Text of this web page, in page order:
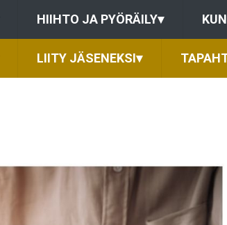
HIIHTO JA PYÖRÄILY▾
LIITY JÄSENEKSI▾